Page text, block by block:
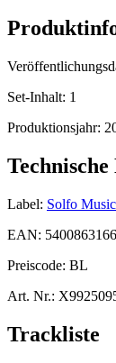
Set-Inhalt: 1
Produktionsjahr:
Label: Solfo Music
EAN:
Preiscode: BL
Art. Nr.:
Trackliste